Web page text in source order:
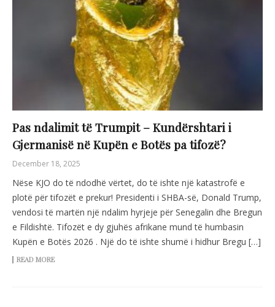
Pas ndalimit të Trumpit – Kundërshtari i
Gjermanisë në Kupën e Botës pa tifozë?
December 18, 2025
Nëse KJO do të ndodhë vërtet, do të ishte një katastrofë e
plotë për tifozët e prekur! Presidenti i SHBA-së, Donald Trump,
vendosi të martën një ndalim hyrjeje për Senegalin dhe Bregun
e Fildishtë. Tifozët e dy gjuhës afrikane mund të humbasin
Kupën e Botës 2026 . Një do të ishte shumë i hidhur Bregu […]
READ MORE